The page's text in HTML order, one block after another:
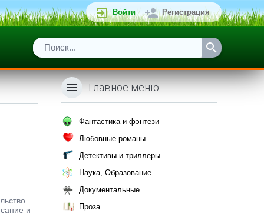
Войти Регистрация
и
Главное меню
Фантастика и фэнтези
Любовные романы
Детективы и триллеры
Наука, Образование
Документальные
Проза